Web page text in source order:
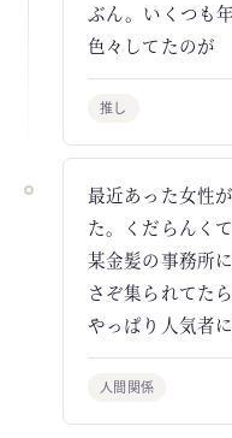
ぶん。いくつも
色々してたのが
推し
最近あった女性
た。くだらんく
某金髪の事務所
さぞ集られてたら
やっぱり人気者
人間関係